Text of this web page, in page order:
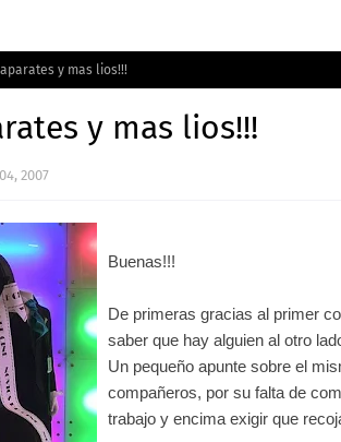
y mas lios!!!
y mas lios!!!
2007
Buenas!!!
De primeras gracias al primer
saber que hay alguien al otro
Un pequeño apunte sobre el
compañeros, por su falta de
trabajo y encima exigir que